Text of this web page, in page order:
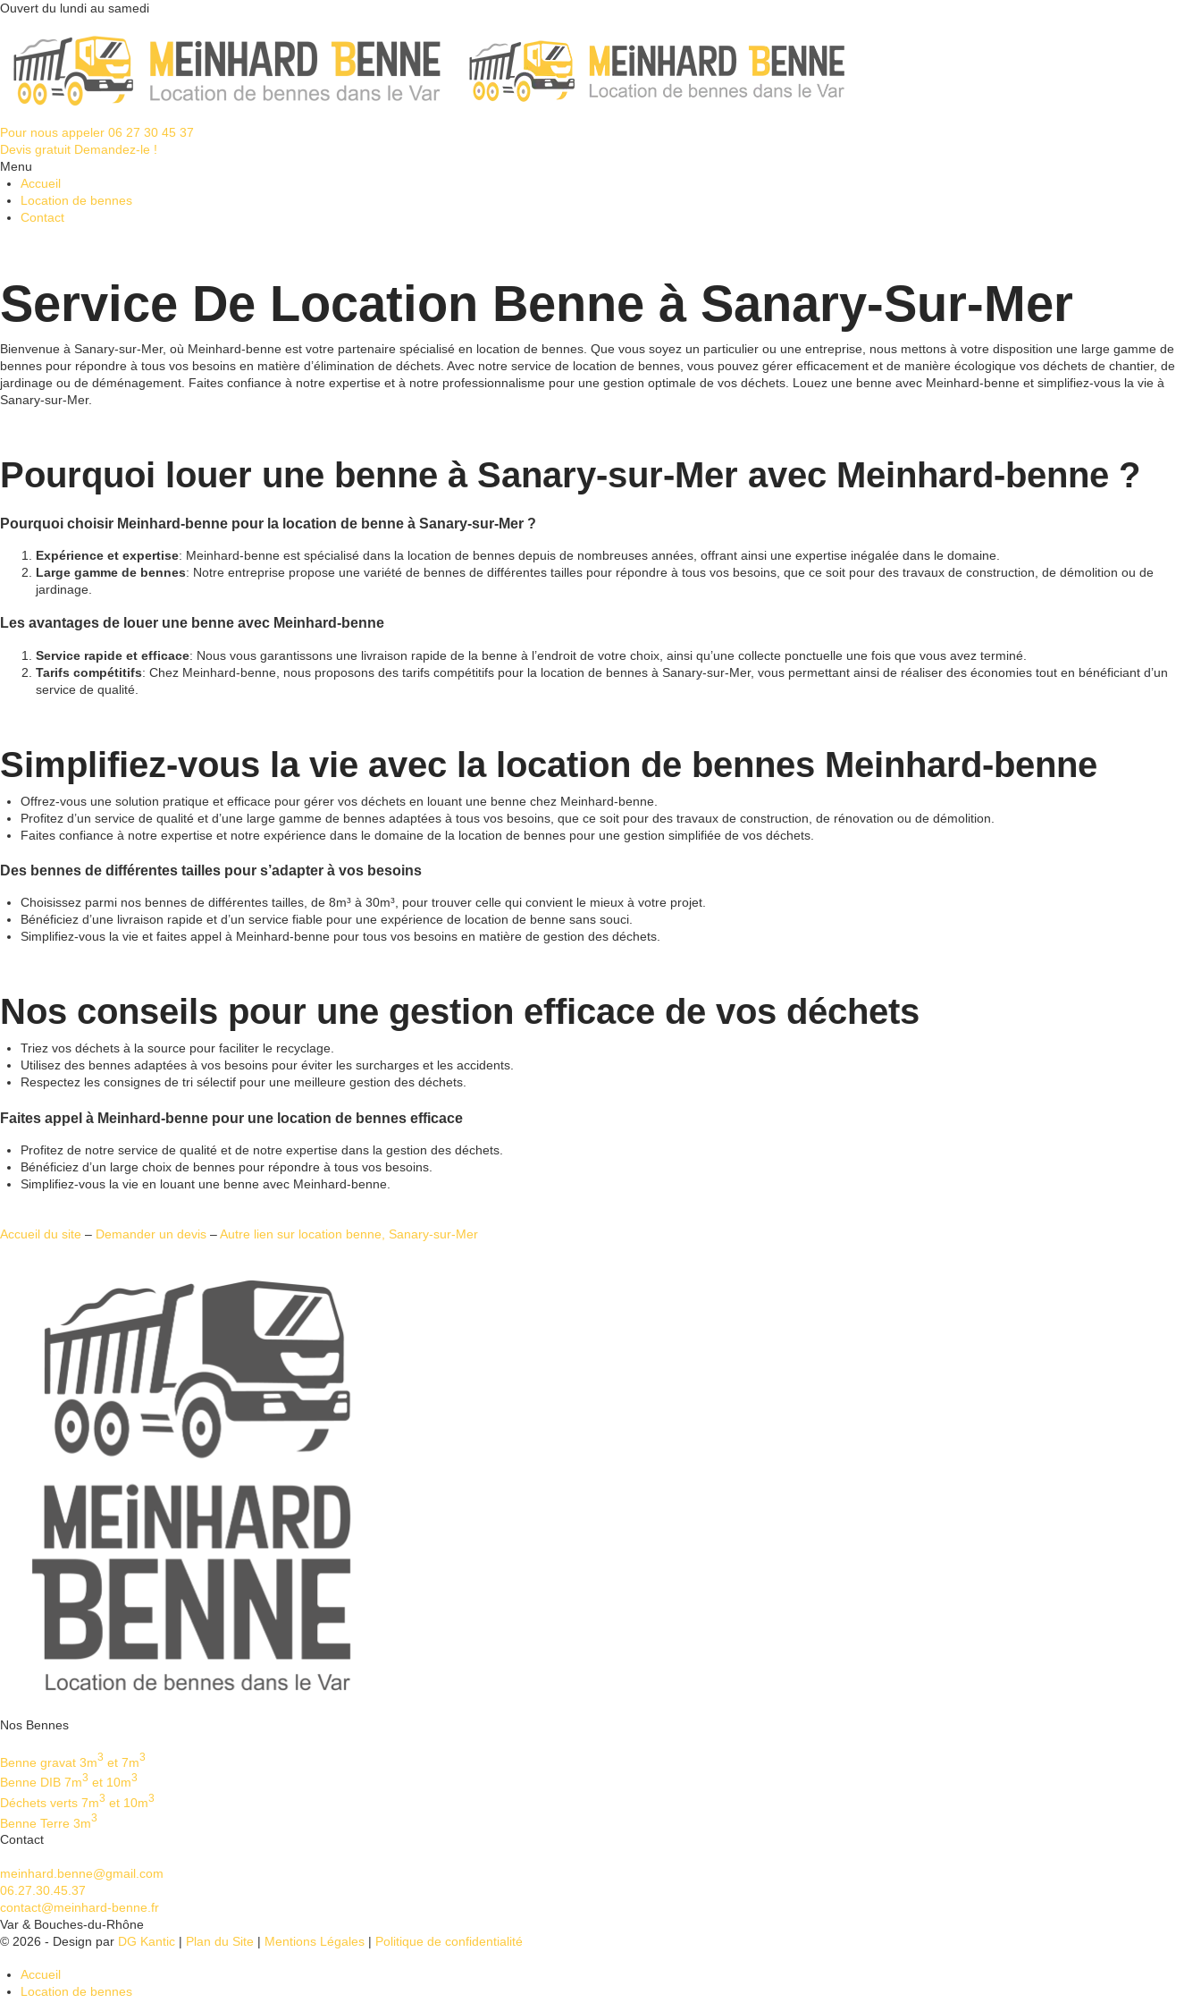
Ouvert du lundi au samedi
Pour nous appeler 06 27 30 45 37
Devis gratuit Demandez-le !
Menu
Accueil
Location de bennes
Contact
Service De Location Benne à Sanary-Sur-Mer
Bienvenue à Sanary-sur-Mer, où Meinhard-benne est votre partenaire spécialisé en location de bennes. Que vous soyez un particulier ou une entreprise, nous mettons à votre disposition une large gamme de
bennes pour répondre à tous vos besoins en matière d’élimination de déchets. Avec notre service de location de bennes, vous pouvez gérer efficacement et de manière écologique vos déchets de chantier, de
jardinage ou de déménagement. Faites confiance à notre expertise et à notre professionnalisme pour une gestion optimale de vos déchets. Louez une benne avec Meinhard-benne et simplifiez-vous la vie à
Sanary-sur-Mer.
Pourquoi louer une benne à Sanary-sur-Mer avec Meinhard-benne ?
Pourquoi choisir Meinhard-benne pour la location de benne à Sanary-sur-Mer ?
Expérience et expertise: Meinhard-benne est spécialisé dans la location de bennes depuis de nombreuses années, offrant ainsi une expertise inégalée dans le domaine.
Large gamme de bennes: Notre entreprise propose une variété de bennes de différentes tailles pour répondre à tous vos besoins, que ce soit pour des travaux de construction, de démolition ou de
jardinage.
Les avantages de louer une benne avec Meinhard-benne
Service rapide et efficace: Nous vous garantissons une livraison rapide de la benne à l’endroit de votre choix, ainsi qu’une collecte ponctuelle une fois que vous avez terminé.
Tarifs compétitifs: Chez Meinhard-benne, nous proposons des tarifs compétitifs pour la location de bennes à Sanary-sur-Mer, vous permettant ainsi de réaliser des économies tout en bénéficiant d’un
service de qualité.
Simplifiez-vous la vie avec la location de bennes Meinhard-benne
Offrez-vous une solution pratique et efficace pour gérer vos déchets en louant une benne chez Meinhard-benne.
Profitez d’un service de qualité et d’une large gamme de bennes adaptées à tous vos besoins, que ce soit pour des travaux de construction, de rénovation ou de démolition.
Faites confiance à notre expertise et notre expérience dans le domaine de la location de bennes pour une gestion simplifiée de vos déchets.
Des bennes de différentes tailles pour s’adapter à vos besoins
Choisissez parmi nos bennes de différentes tailles, de 8m³ à 30m³, pour trouver celle qui convient le mieux à votre projet.
Bénéficiez d’une livraison rapide et d’un service fiable pour une expérience de location de benne sans souci.
Simplifiez-vous la vie et faites appel à Meinhard-benne pour tous vos besoins en matière de gestion des déchets.
Nos conseils pour une gestion efficace de vos déchets
Triez vos déchets à la source pour faciliter le recyclage.
Utilisez des bennes adaptées à vos besoins pour éviter les surcharges et les accidents.
Respectez les consignes de tri sélectif pour une meilleure gestion des déchets.
Faites appel à Meinhard-benne pour une location de bennes efficace
Profitez de notre service de qualité et de notre expertise dans la gestion des déchets.
Bénéficiez d’un large choix de bennes pour répondre à tous vos besoins.
Simplifiez-vous la vie en louant une benne avec Meinhard-benne.
Accueil du site – Demander un devis –Autre lien sur location benne, Sanary-sur-Mer
Nos Bennes
Benne gravat 3m3 et 7m3
Benne DIB 7m3 et 10m3
Déchets verts 7m3 et 10m3
Benne Terre 3m3
Contact
meinhard.benne@gmail.com
06.27.30.45.37
contact@meinhard-benne.fr
Var & Bouches-du-Rhône
© 2026 - Design par DG Kantic | Plan du Site | Mentions Légales | Politique de confidentialité
Accueil
Location de bennes